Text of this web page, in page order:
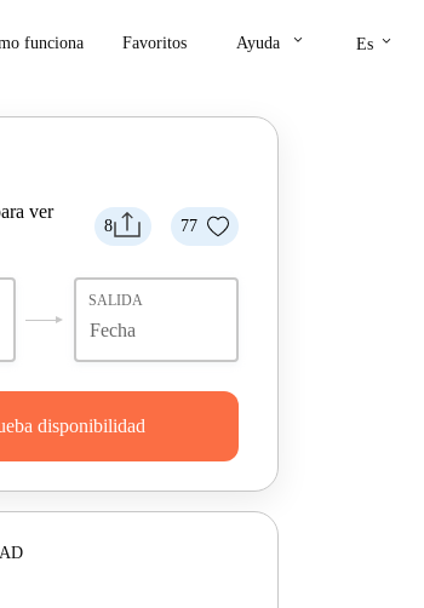
funciona Favoritos Ayuda keyboard_arrow_down Es keyboard_arrow_down
8 77
ver
SALIDA
disponibilidad